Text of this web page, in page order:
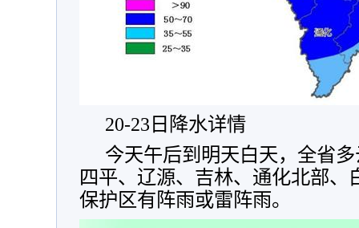
20-23日降水详情
今天午后到明天白天，全省
四平、辽源、吉林、通化北部、
保护区有阵雨或雷阵雨。